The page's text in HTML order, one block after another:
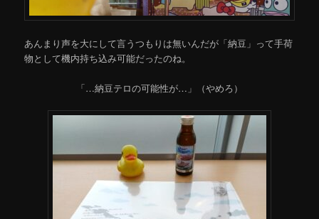
あんまり声を大にして言うつもりは無いんだが「納豆」って手荷
物として機内持ち込み可能だったのね。
「…納豆テロの可能性が…」（やめろ）